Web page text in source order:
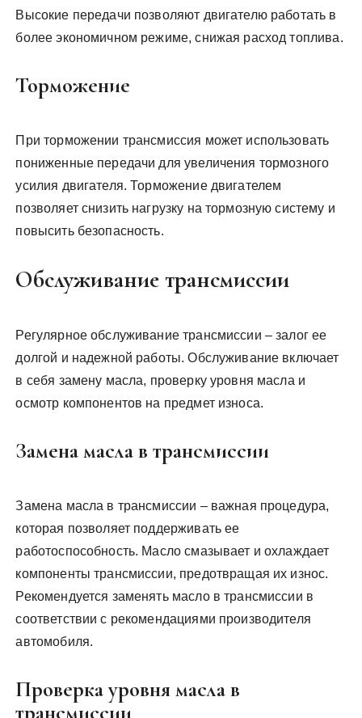
Высокие передачи позволяют двигателю работать в
более экономичном режиме, снижая расход топлива.
Торможение
При торможении трансмиссия может использовать
пониженные передачи для увеличения тормозного
усилия двигателя. Торможение двигателем
позволяет снизить нагрузку на тормозную систему и
повысить безопасность.
Обслуживание трансмиссии
Регулярное обслуживание трансмиссии – залог ее
долгой и надежной работы. Обслуживание включает
в себя замену масла, проверку уровня масла и
осмотр компонентов на предмет износа.
Замена масла в трансмиссии
Замена масла в трансмиссии – важная процедура,
которая позволяет поддерживать ее
работоспособность. Масло смазывает и охлаждает
компоненты трансмиссии, предотвращая их износ.
Рекомендуется заменять масло в трансмиссии в
соответствии с рекомендациями производителя
автомобиля.
Проверка уровня масла в